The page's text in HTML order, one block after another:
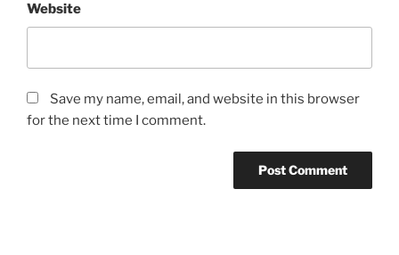
Website
Save my name, email, and website in this browser
for the next time I comment.